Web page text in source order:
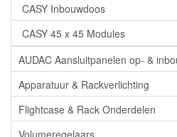
CASY Inbouwdoos
CASY 45 x 45 Modules
AUDAC Aansluitpanelen op- &
Apparatuur & Rackverlichting
Flightcase & Rack Onderdelen
Volumeregelaars